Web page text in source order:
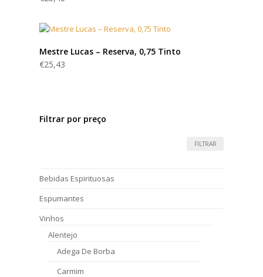
Mestre Lucas – Reserva, 0,75 Tinto
€25,43
Filtrar por preço
FILTRAR
Bebidas Espirituosas
Espumantes
Vinhos
Alentejo
Adega De Borba
Carmim